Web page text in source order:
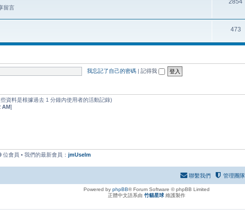
留言
2854
473
我忘記了自己的密碼 | 記得我
資料是根據過去 1 分鐘內使用者的活動記錄)
AM]
位會員 • 我們的最新會員： jmUselm
管理團隊
聯繫我們
Powered by phpBB® Forum Software © phpBB Limited
正體中文語系由 竹貓星球 維護製作